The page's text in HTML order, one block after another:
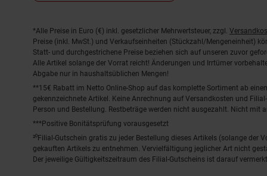
Fußnoten
*Alle Preise in Euro (€) inkl. gesetzlicher Mehrwertsteuer, zzgl.
Preise (inkl. MwSt.) und Verkaufseinheiten (Stückzahl/Mengeneinheit)
Statt- und durchgestrichene Preise beziehen sich auf unseren zuvor
Alle Artikel solange der Vorrat reicht! Änderungen und Irrtümer
Abgabe nur in haushaltsüblichen Mengen!
**15€ Rabatt im Netto Online-Shop auf das komplette Sortiment ab
gekennzeichnete Artikel. Keine Anrechnung auf Versandkosten und
Person und Bestellung. Restbeträge werden nicht ausgezahlt. Nicht mit
***Positive Bonitätsprüfung vorausgesetzt
²⁰Filial-Gutschein gratis zu jeder Bestellung dieses Artikels (solange
gekauften Artikels zu entnehmen. Vervielfältigung jeglicher Art nicht
Der jeweilige Gültigkeitszeitraum des Filial-Gutscheins ist darauf vermerkt.